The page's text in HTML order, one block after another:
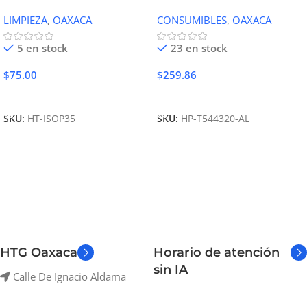
LIMPIEZA, OAXACA
5 en stock
$75.00
SKU: HT-ISOP35
CONSUMIBLES, OAXACA
23 en stock
$259.86
SKU: HP-T544320-AL
HTG Oaxaca
Calle De Ignacio Aldama
Horario de atención
sin IA